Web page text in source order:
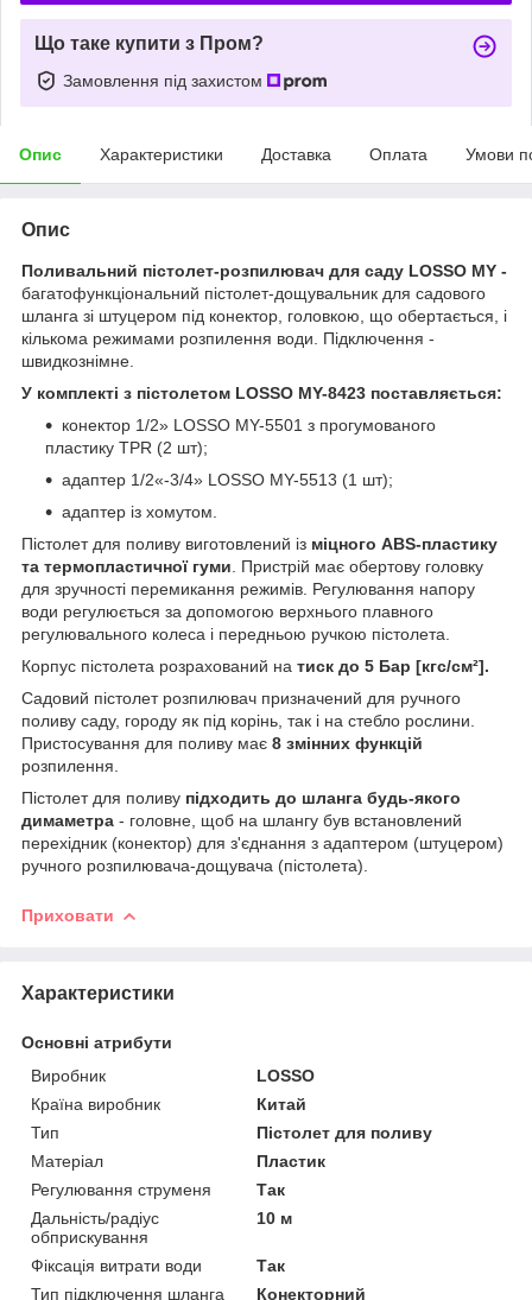
Що таке купити з Пром?
Замовлення під захистом
Опис Характеристики Доставка Оплата Умови
Опис
Поливальний пістолет-розпилювач для саду LOSSO MY -
багатофункціональний пістолет-дощувальник для садового
шланга зі штуцером під конектор, головкою, що обертається, і
кількома режимами розпилення води. Підключення -
швидкознімне.
У комплекті з пістолетом LOSSO MY-8423 поставляється:
конектор 1/2» LOSSO MY-5501 з прогумованого
пластику TPR (2 шт);
адаптер 1/2«-3/4» LOSSO MY-5513 (1 шт);
адаптер із хомутом.
Пістолет для поливу виготовлений із міцного ABS-пластику
та термопластичної гуми . Пристрій має обертову головку
для зручності перемикання режимів. Регулювання напору
води регулюється за допомогою верхнього плавного
регулювального колеса і передньою ручкою пістолета.
Корпус пістолета розрахований на тиск до 5 Бар [кгс/см²].
Садовий пістолет розпилювач призначений для ручного
поливу саду, городу як під корінь, так і на стебло рослини.
Пристосування для поливу має 8 змінних функцій
розпилення.
Пістолет для поливу підходить до шланга будь-якого
димаметра - головне, щоб на шлангу був встановлений
перехідник (конектор) для з'єднання з адаптером (штуцером)
ручного розпилювача-дощувача (пістолета).
Приховати
Характеристики
Основні атрибути
Виробник
LOSSO
Країна виробник
Китай
Тип
Пістолет для поливу
Матеріал
Пластик
Регулювання струменя
Так
Дальність/радіус
обприскування
10 м
Фіксація витрати води
Так
Тип підключення шланга
Конекторний